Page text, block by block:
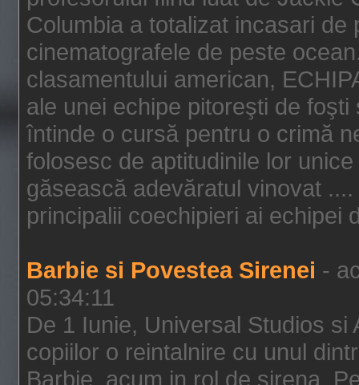
Columbia a totalizat incasari
cinematografele de peste
clasamentului american,
ale unei echipe pitoreşti de
întinde o cursă pentru o crimă
folosesc de aptitudinile lor
găsească adevăratul vinovat
principalii coechipieri ai echipei
Barbie si Povestea Sirenei -
05:34:11
De 1 Iunie, Universal Studios si
copiilor o reintalnire cu unul
Barbie, acum in rol de sirena.